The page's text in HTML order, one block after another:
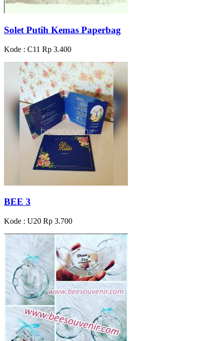
Solet Putih Kemas Paperbag
Kode : C11 Rp 3.400
BEE 3
Kode : U20 Rp 3.700